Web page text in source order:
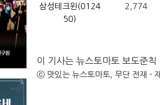
삼성테크윈(0124
50)
2,774
이 기사는 뉴스토마토 보도준
ⓒ 맛있는 뉴스토마토, 무단 전재 -